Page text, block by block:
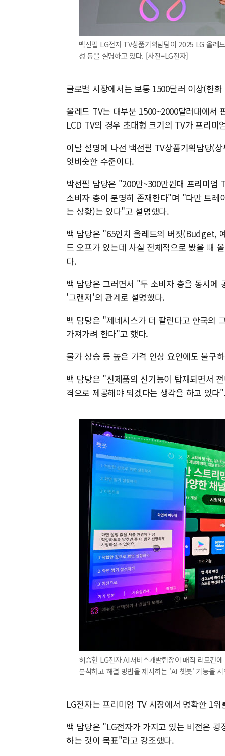
백선필 LG전자 TV상품기획담당이 2025 LG 올레
성 등을 설명하고 있다. [사진=LG전자]
글로벌 시장에서는 보통 1500달러 이상(한
올레드 TV는 대부분 1500~2000달러대에서
LCD TV의 경우 초대형 크기의 TV가 프리미
이날 설명에 나선 백선필 TV상품기획담당(
엇비슷한 수준이다.
박선필 담당은 "200만~300만원대 프리미엄
소비자 층이 분명히 존재한다"며 "다만 트
는 상황)는 있다"고 설명했다.
백 담당은 "65인치 올레드의 버짓(Budget,
드 오프가 있는데 사실 전체적으로 봤을 때
다.
백 담당은 그러면서 "두 소비자 층을 동시에
'그랜저'의 관계로 설명했다.
백 담당은 "제네시스가 더 팔린다고 한국의
가져가려 한다"고 했다.
물가 상승 등 높은 가격 인상 요인에도 불구
백 담당은 "신제품의 신기능이 탑재되면서
격으로 제공해야 되겠다는 생각을 하고 있다
허승현 LG전자 AI서비스개발팀장이 매직 리모컨
분석하고 해결 방법을 제시하는 'AI 챗봇' 기능을
LG전자는 프리미엄 TV 시장에서 명확한 1
백 담당은 "LG전자가 가지고 있는 비전은
하는 것이 목표"라고 강조했다.